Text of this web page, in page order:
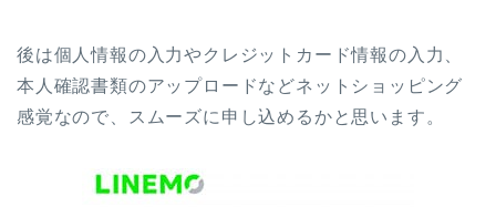
後は個人情報の入力やクレジットカード情報の入力、
本人確認書類のアップロードなどネットショッピング
感覚なので、スムーズに申し込めるかと思います。